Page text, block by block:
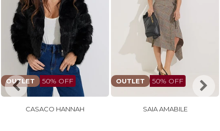
OUTLET 50% OFF
CASACO HANNAH
OUTLET 50% OFF
SAIA AMABILE